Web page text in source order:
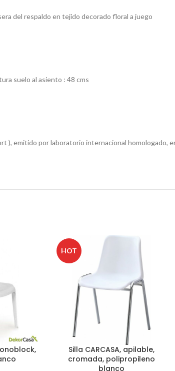
del respaldo en tejido decorado floral a juego
suelo al asiento : 48 cms
emitido por laboratorio internacional homologado,
HOT
Silla CARCASA, apilable,
cromada, polipropileno
blanco